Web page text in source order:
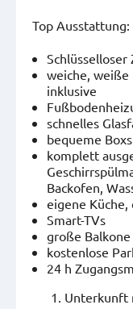
Top Ausstattung:
Schlüsselloser
weiche,
inklusive
schnelles
bequeme
komplett
Backofen,
eigene
Smart-TVs
große
kostenlose
24 h
Unterkunft